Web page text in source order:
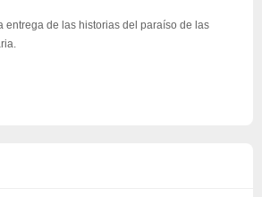
entrega de las historias del paraíso de las